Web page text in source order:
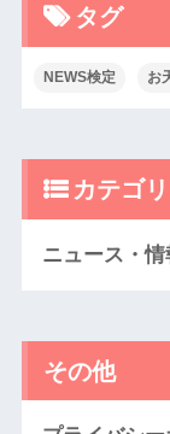
タグ
NEWS検定 お
カテゴ
ニュース・情
その他